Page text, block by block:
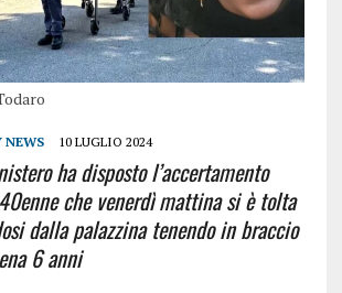
NEWS 10 LUGLIO 2024
ha disposto l’accertamento
che venerdì mattina si è tolta
dalla palazzina tenendo in braccio
6 anni